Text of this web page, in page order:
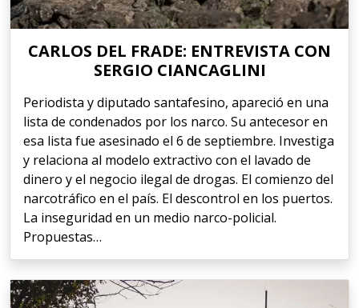
CARLOS DEL FRADE: ENTREVISTA CON
SERGIO CIANCAGLINI
Periodista y diputado santafesino, apareció en una
lista de condenados por los narco. Su antecesor en
esa lista fue asesinado el 6 de septiembre. Investiga
y relaciona al modelo extractivo con el lavado de
dinero y el negocio ilegal de drogas. El comienzo del
narcotráfico en el país. El descontrol en los puertos.
La inseguridad en un medio narco-policial.
Propuestas…